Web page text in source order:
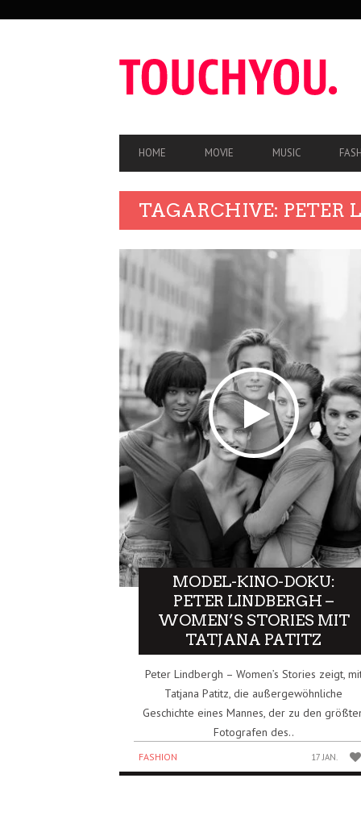
HAUPT-
NAVIGATION
HOME MOVIE MUSIC
TAGARCHIVE: PETER
MODEL-KINO-DOKU:
PETER LINDBERGH –
WOMEN’S STORIES MIT
TATJANA PATITZ
Peter Lindbergh – Women’s Stories zeigt,
Tatjana Patitz, die außergewöhnliche
Geschichte eines Mannes, der zu den
Fotografen des..
FASHION 17 JAN.